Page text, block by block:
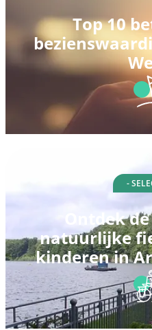
Top 10
-
Ontdek
natuurlijke
kinderen in